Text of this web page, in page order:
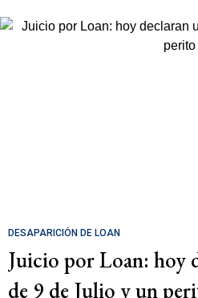
DESAPARICIÓN DE LOAN
Juicio por Loan: hoy
de 9 de Julio y un